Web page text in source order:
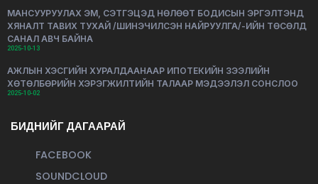
МАНСУУРУУЛАХ ЭМ, СЭТГЭЦЭД НӨЛӨӨТ БОДИСЫН ЭРГЭЛТЭНД
ХЯНАЛТ ТАВИХ ТУХАЙ /ШИНЭЧИЛСЭН НАЙРУУЛГА/-ИЙН ТӨСӨЛД
САНАЛ АВЧ БАЙНА
2025-10-13
АЖЛЫН ХЭСГИЙН ХУРАЛДААНААР ИПОТЕКИЙН ЗЭЭЛИЙН
ХӨТӨЛБӨРИЙН ХЭРЭГЖИЛТИЙН ТАЛААР МЭДЭЭЛЭЛ СОНСЛОО
2025-10-02
БИДНИЙГ ДАГААРАЙ
FACEBOOK
SOUNDCLOUD